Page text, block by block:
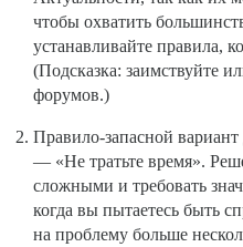
чтобы охватить
устанавливайте правила,
(Подсказка: заимствуйте
форумов.)
Правило-запасной
— «Не тратьте время».
сложными и требовать
когда вы пытаетесь быть
на проблему больше